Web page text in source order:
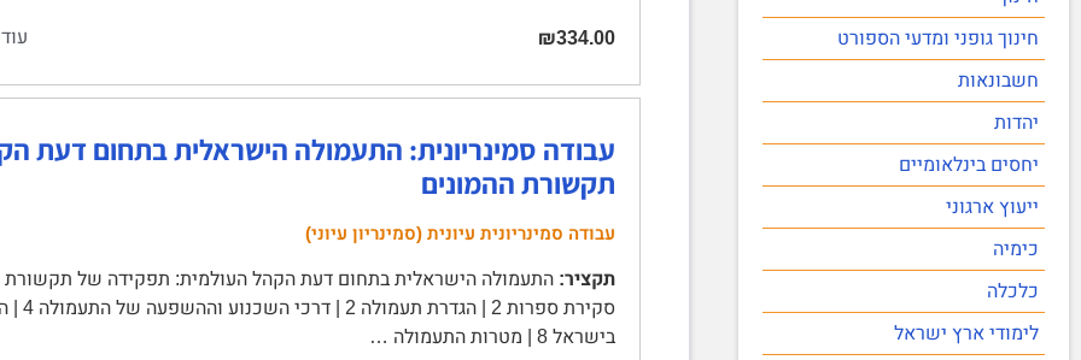
חינוך גופני ומדעי הספורט
חשבונאות
יהדות
יחסים בינלאומיים
ייעוץ ארגוני
כימיה
כלכלה
לימודי ארץ ישראל
₪334.00
עבודה סמינריונית: התעמולה הישראלית בתחום דעת
תקשורת ההמונים
עבודה סמינריונית עיונית (סמינריון עיוני)
תקציר:
בישראל 8 | מטרות התעמולה …